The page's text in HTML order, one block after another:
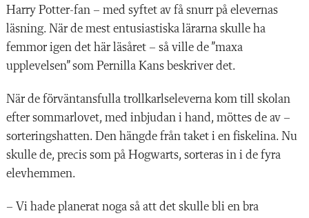
Harry Potter-fan – med syftet av få snurr på elevernas
läsning. När de mest entusiastiska lärarna skulle ha
femmor igen det här läsåret – så ville de ”maxa
upplevelsen” som Pernilla Kans beskriver det.
När de förväntansfulla trollkarlseleverna kom till skolan
efter sommarlovet, med inbjudan i hand, möttes de av –
sorteringshatten. Den hängde från taket i en fiskelina. Nu
skulle de, precis som på Hogwarts, sorteras in i de fyra
elevhemmen.
– Vi hade planerat noga så att det skulle bli en bra